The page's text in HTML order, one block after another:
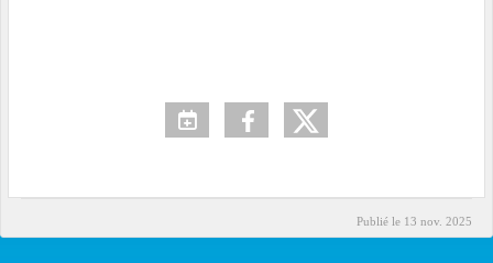
Publié le 13 nov. 2025